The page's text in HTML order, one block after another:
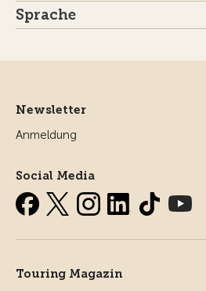
Sprache
Newsletter
Anmeldung
Social Media
Touring Magazin